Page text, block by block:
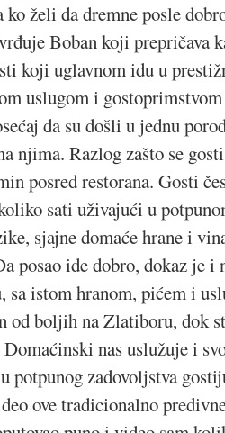
želi da dremne posle
Boban koji prepričava
koji uglavnom idu u
uslugom i
da su došli u jednu
njima. Razlog zašto se
posred restorana. Gosti
sati uživajući u
sjajne domaće hrane i
posao ide dobro, dokaz je i
sa istom hranom, pićem i
od boljih na Zlatiboru, dok
Domaćinski nas uslužuje i
potpunog zadovoljstva
ove tradicionalno